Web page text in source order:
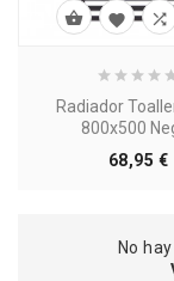
Radiador
800x500
68,95 €
  
No